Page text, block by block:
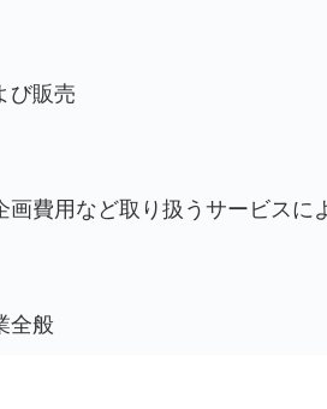
び販売
費用など取り扱うサービスに
全般